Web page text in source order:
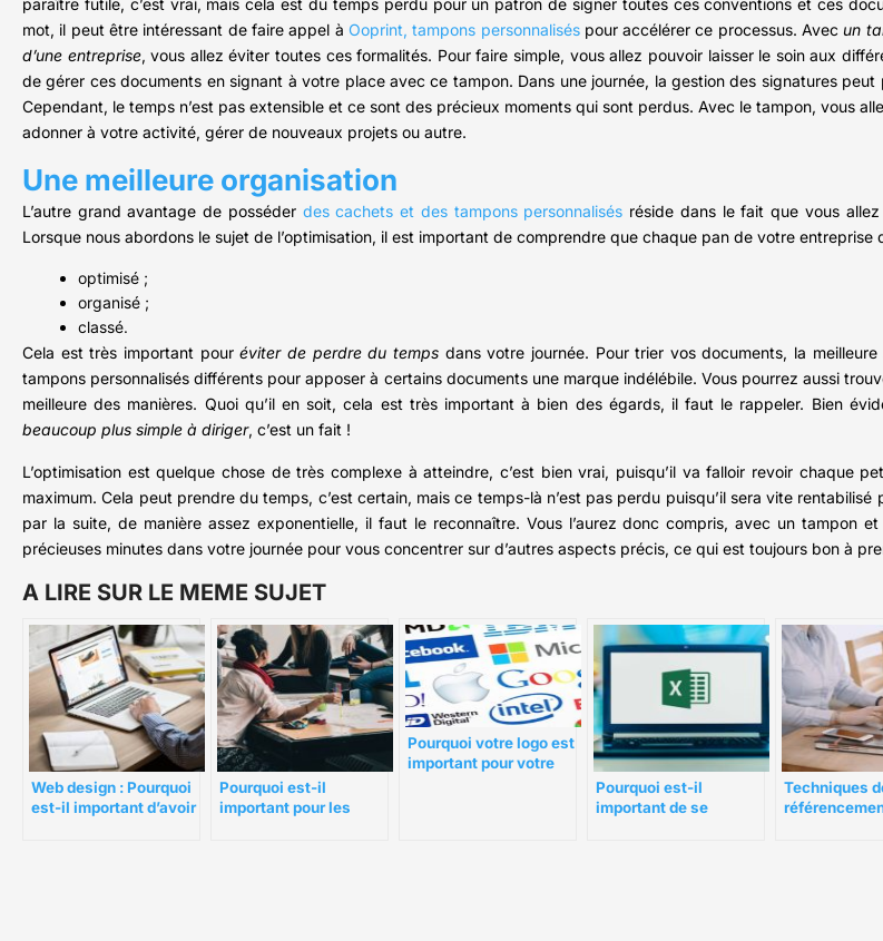
mot, il peut être intéressant de faire appel à Ooprint, tampons personnaliséspour accélérer ce processus. Avecun
d’une entreprise, vous allez éviter toutes ces formalités. Pour faire simple, vous allez pouvoir laisser le soin aux
de gérer ces documents en signant à votre place avec ce tampon. Dans une journée, la gestion des signatures
Cependant, le temps n’est pas extensible et ce sont des précieux moments qui sont perdus. Avec le tampon, vous
adonner à votre activité, gérer de nouveaux projets ou autre.
Une meilleure organisation
L’autre grand avantage de posséder des cachets et des tampons personnalisés réside dans le fait que vous
Lorsque nous abordons le sujet de l’optimisation, il est important de comprendre que chaque pan de votre entreprise
optimisé ;
organisé ;
classé.
Cela est très important pouréviter de perdre du tempsdans votre journée. Pour trier vos documents, la
tampons personnalisés différents pour apposer à certains documents une marque indélébile. Vous pourrez aussi
meilleure des manières. Quoi qu’il en soit, cela est très important à bien des égards, il faut le rappeler. Bien
beaucoup plus simple à diriger, c’est un fait !
L’optimisation est quelque chose de très complexe à atteindre, c’est bien vrai, puisqu’il va falloir revoir chaque
maximum. Cela peut prendre du temps, c’est certain, mais ce temps-là n’est pas perdu puisqu’il sera vite
par la suite, de manière assez exponentielle, il faut le reconnaître. Vous l’aurez donc compris, avec un tampon
précieuses minutes dans votre journée pour vous concentrer sur d’autres aspects précis, ce qui est toujours bon à
A LIRE SUR LE MEME SUJET
Web design : Pourquoi
est-il important d’avoir
Pourquoi est-il
important pour les
Pourquoi votre logo est
important pour votre
Pourquoi est-il
important de se
Techniques